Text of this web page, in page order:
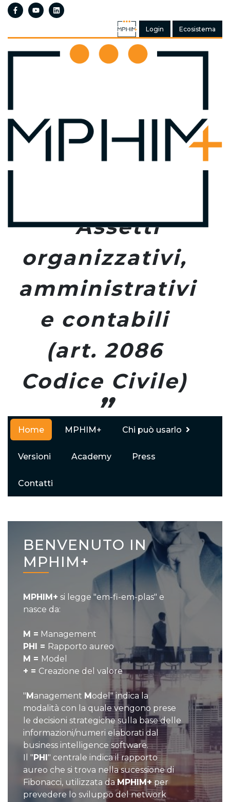
Login Ecosistema
“Misure
idonee (art. 3
del Codice
della Crisi)
Home MPHIM+ Chi può usarlo
Versioni Academy Press
Contatti
BENVENUTO IN
MPHIM+
MPHIM+ si legge "em-fi-em-plas" e
nasce da:
M = Management
PHI = Rapporto aureo
M = Model
+ = Creazione del valore
"Management Model" indica la
modalità con la quale vengono prese
le decisioni strategiche sulla base delle
informazioni/numeri elaborati dal
business intelligence software.
Il "PHI" centrale indica il rapporto
aureo che si trova nella sucessione di
Fibonacci, utilizzata daMPHIM+ per
prevedere lo sviluppo del network